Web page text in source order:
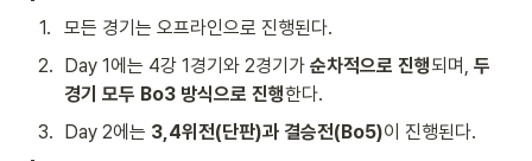
1.
모든 경기는 오프라인으로 진행된다.
2. Day 1에는 4강 1경기와 2경기가 순차적으로 진행되며, 두
경기 모두 Bo3 방식으로 진행한다.
3. Day 2에는 3,4위전(단판)과 결승전(Bo5)이 진행된다.